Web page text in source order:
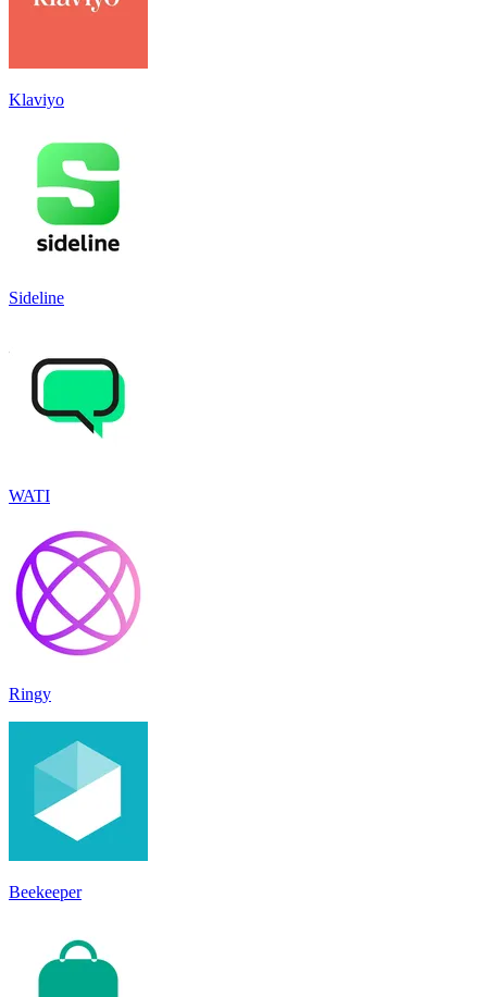
Klaviyo
Sideline
WATI
Ringy
Beekeeper